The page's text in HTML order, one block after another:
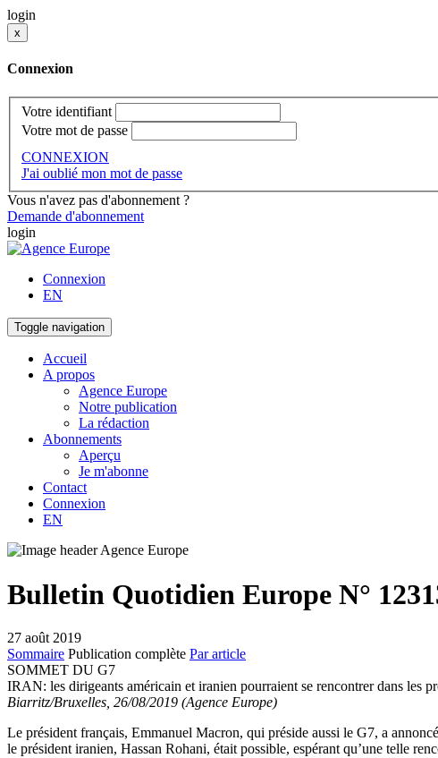
login
x
Connexion
Votre identifiant
Votre mot de passe
CONNEXION
J'ai oublié mon mot de passe
Vous n'avez pas d'abonnement ?
Demande d'abonnement
login
Connexion
EN
Toggle navigation
Accueil
A propos
Agence Europe
Notre publication
La rédaction
Abonnements
Aperçu
Je m'abonne
Contact
Connexion
EN
Bulletin Quotidien Europe N°
27 août 2019
Sommaire Publication complète Par article
SOMMET DU G7
IRAN: les dirigeants américain et iranien pourraient se rencontrer dans les
Biarritz/Bruxelles, 26/08/2019 (Agence Europe)
Le président français, Emmanuel Macron, qui préside aussi le G7, a
le président iranien, Hassan Rohani, était possible, espérant qu’une telle